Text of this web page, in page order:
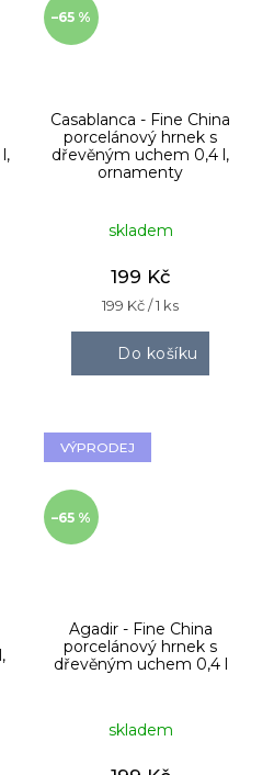
–65 %
Casablanca - Fine China
porcelánový hrnek s
dřevěným uchem 0,4 l,
ornamenty
skladem
199 Kč
Měrná
199 Kč / 1 ks
Do košíku
VÝPRODEJ
–65 %
Agadir - Fine China
porcelánový hrnek s
dřevěným uchem 0,4 l
skladem